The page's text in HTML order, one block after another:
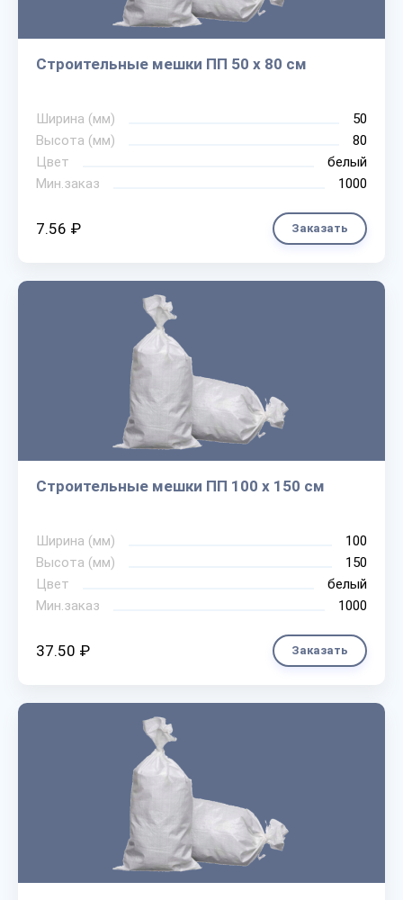
Строительные мешки ПП 50 х 80 см
Ширина (мм)
50
Высота (мм)
80
Цвет
белый
Мин.заказ
1000
7.56 ₽ Заказать
Строительные мешки ПП 100 х 150 см
Ширина (мм)
100
Высота (мм)
150
Цвет
белый
Мин.заказ
1000
37.50 ₽ Заказать